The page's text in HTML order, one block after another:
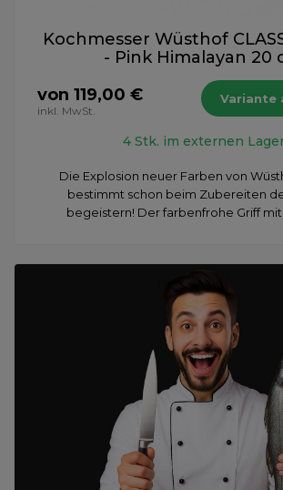
Kochmesser Wüsthof
- Pink Himalayan 20
von 119,00 €
inkl. MwSt.
Variante
4 Stk. im externen
Die Explosion neuer Farben von
bestimmt schon beim Zubereiten
begeistern! Der farbenfrohe Griff mit